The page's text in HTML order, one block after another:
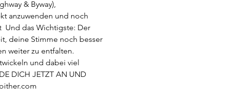
& Byway),
anzuwenden und noch
Und das Wichtigste: Der
deine Stimme noch besser
weiter zu entfalten.
und dabei viel
DICH JETZT AN UND